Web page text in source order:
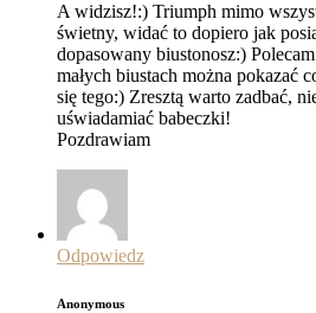
A widzisz!:) Triumph mimo
świetny, widać to dopiero jak
dopasowany biustonosz:)
małych biustach można pokazać
się tego:) Zresztą warto zadbać,
uświadamiać babeczki!
Pozdrawiam
Odpowiedz
Anonymous